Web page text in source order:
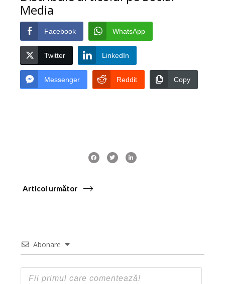
Media
Facebook WhatsApp
Twitter LinkedIn
Messenger Reddit Copy
Articol următor
Abonare